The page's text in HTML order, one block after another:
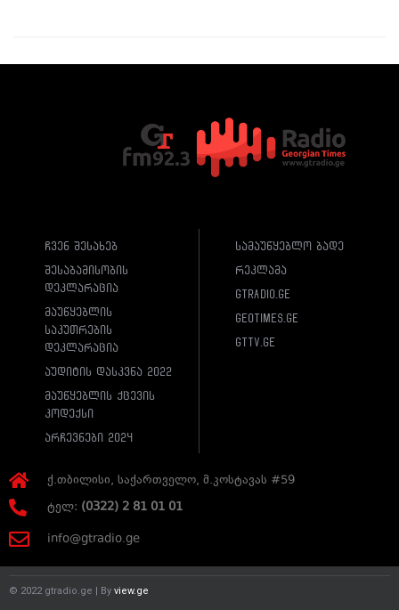
ჩვენ შესახებ
შესაბამისობის
დეკლარაცია
მაუწყებლის
საკუთრების
დეკლარაცია
აუდიტის დასკვნა 2022
მაუწყებლის ქცევის
კოდექსი
არჩევნები 2024
სამაუწყებლო ბადე
რეკლამა
gtradio.ge
geotimes.ge
gttv.ge
ქ.თბილისი, საქართველო, მ.კოსტავას #59
ტელ: (0322) 2 81 01 01
info@gtradio.ge
© 2022 gtradio.ge | By view.ge